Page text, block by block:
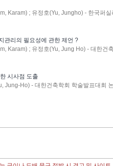
Karam) ; 유정호(Yu, Jungho) - 한국퍼
관리의 필요성에 관한 제언 ?
Karam) ; 유정호(Yu, Jung Ho) - 대한건
시사점 도출
Jung-Ho) - 대한건축학회 학술발표대회